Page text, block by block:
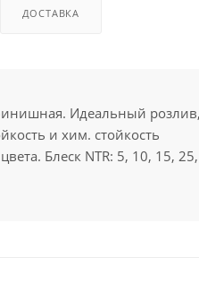
ДОСТАВКА
Идеальный
и хим. стойкость
Блеск NTR: 5, 10, 15, 25,